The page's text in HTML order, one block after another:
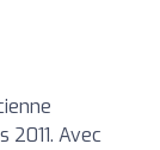
2011. Avec